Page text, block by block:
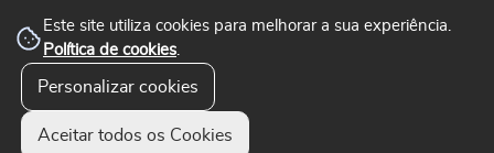
Este site utiliza cookies para melhorar a sua experiência.
Política de cookies.
Personalizar cookies
Aceitar todos os Cookies